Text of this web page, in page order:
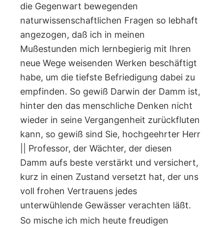
die Gegenwart bewegenden
naturwissenschaftlichen Fragen so lebhaft
angezogen, daß ich in meinen
Mußestunden mich lernbegierig mit Ihren
neue Wege weisenden Werken beschäftigt
habe, um die tiefste Befriedigung dabei zu
empfinden. So gewiß Darwin der Damm ist,
hinter den das menschliche Denken nicht
wieder in seine Vergangenheit zurückfluten
kann, so gewiß sind Sie, hochgeehrter Herr
|| Professor, der Wächter, der diesen
Damm aufs beste verstärkt und versichert,
kurz in einen Zustand versetzt hat, der uns
voll frohen Vertrauens jedes
unterwühlende Gewässer verachten läßt.
So mische ich mich heute freudigen